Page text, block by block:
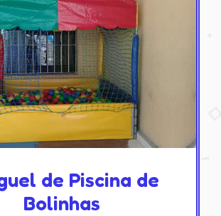
de Piscina de
Bolinhas